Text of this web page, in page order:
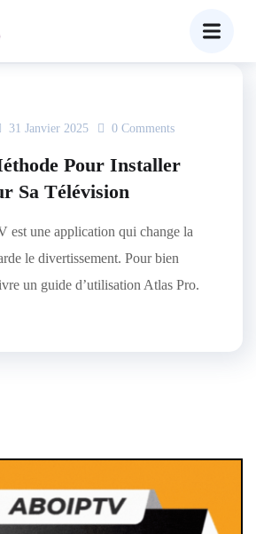
31 Janvier 2025 0 Comments
Pour Installer
Sa Télévision
est une application qui change la
le divertissement. Pour bien
un guide d’utilisation Atlas Pro.